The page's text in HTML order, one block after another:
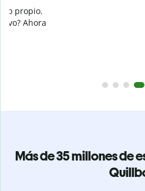
Garantiza textos totalmente
plagio. Analiza tu trabajo en
Más de 35 millones de